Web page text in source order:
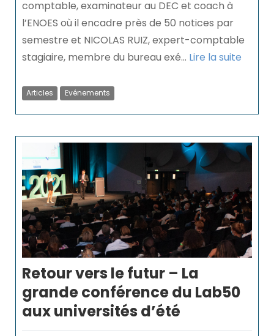
comptable, examinateur au DEC et coach à
l’ENOES où il encadre près de 50 notices par
semestre et NICOLAS RUIZ, expert-comptable
stagiaire, membre du bureau exé... Lire la suite
Articles Evénements
Retour vers le futur – La
grande conférence du Lab50
aux universités d’été